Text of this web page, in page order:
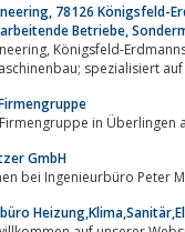
78126 Königsfeld-
Betriebe,
Beratungsbüro für metallverarbeitende Betriebe;
spezialisiert
Firmengruppe
in Überlingen
GmbH
bei Ingenieurbüro Peter